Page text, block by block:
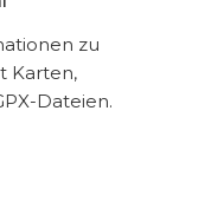
zu
Karten,
Dateien.